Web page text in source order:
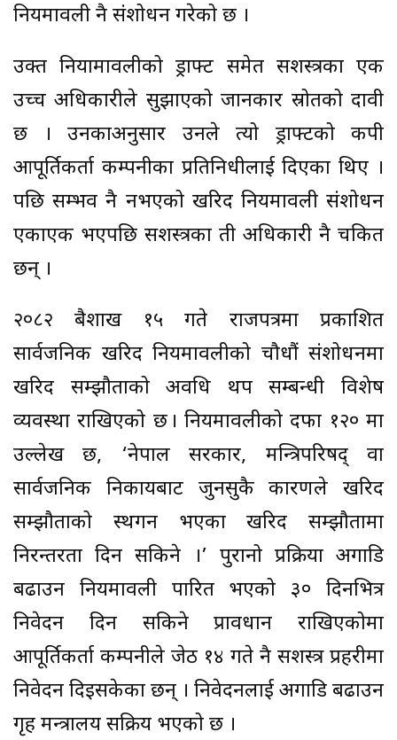
नियमावली नै संशोधन गरेको छ ।
उक्त नियामावलीको ड्राफ्ट समेत सशस्त्रका एक
उच्च अधिकारीले सुझाएको जानकार स्रोतको दावी
छ । उनकाअनुसार उनले त्यो ड्राफ्टको कपी
आपूर्तिकर्ता कम्पनीका प्रतिनिधीलाई दिएका थिए ।
पछि सम्भव नै नभएको खरिद नियमावली संशोधन
एकाएक भएपछि सशस्त्रका ती अधिकारी नै चकित
छन् ।
२०८२ बैशाख १५ गते राजपत्रमा प्रकाशित
सार्वजनिक खरिद नियमावलीको चौधौं संशोधनमा
खरिद सम्झौताको अवधि थप सम्बन्धी विशेष
व्यवस्था राखिएको छ । नियमावलीको दफा १२० मा
उल्लेख छ, ‘नेपाल सरकार, मन्त्रिपरिषद् वा
सार्वजनिक निकायबाट जुनसुकै कारणले खरिद
सम्झौताको स्थगन भएका खरिद सम्झौतामा
निरन्तरता दिन सकिने ।’ पुरानो प्रक्रिया अगाडि
बढाउन नियमावली पारित भएको ३० दिनभित्र
निवेदन दिन सकिने प्रावधान राखिएकोमा
आपूर्तिकर्ता कम्पनीले जेठ १४ गते नै सशस्त्र प्रहरीमा
निवेदन दिइसकेका छन् । निवेदनलाई अगाडि बढाउन
गृह मन्त्रालय सक्रिय भएको छ ।